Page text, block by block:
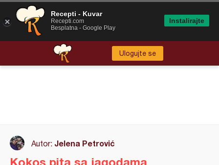
Ulogujte se
Autor: Jelena Petrović
Kokos pita sa jagodama
Recepti - Kuvar
Recepti.com
Besplatna - Google Play
Instalirajte